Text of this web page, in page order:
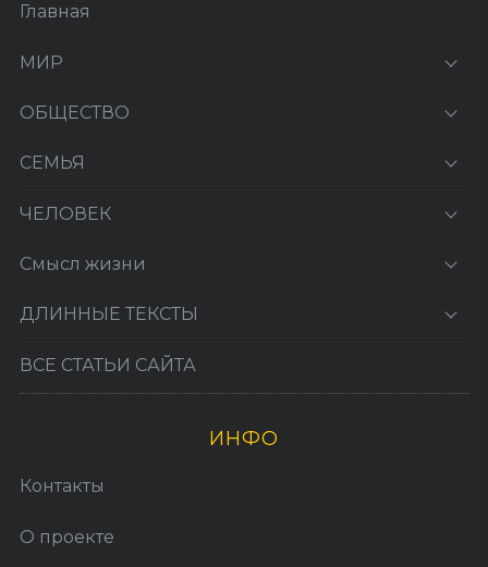
Главная
МИР
ОБЩЕСТВО
СЕМЬЯ
ЧЕЛОВЕК
Смысл жизни
ДЛИННЫЕ ТЕКСТЫ
ВСЕ СТАТЬИ САЙТА
ИНФО
Контакты
О проекте